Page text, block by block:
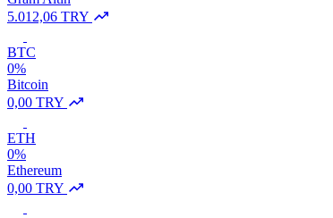
5.012,06 TRY
BTC
0%
Bitcoin
0,00 TRY
ETH
0%
Ethereum
0,00 TRY